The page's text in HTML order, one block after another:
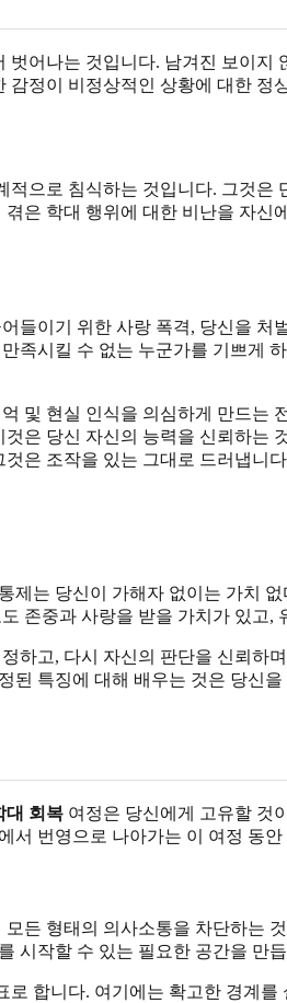
어나는 것입니다. 남겨진 보이지
정이 비정상적인 상황에 대한
으로 침식하는 것입니다. 그것
은 학대 행위에 대한 비난을 자
들이기 위한 사랑 폭격, 당신을 처
시킬 수 없는 누군가를 기쁘게
및 현실 인식을 의심하게 만드는
은 당신 자신의 능력을 신뢰하는
은 조작을 있는 그대로 드러냅니
는 당신이 가해자 없이는 가치
존중과 사랑을 받을 가치가 있고
하고, 다시 자신의 판단을 신뢰하
된 특징에 대해 배우는 것은 당신
대 회복 여정은 당신에게 고유할 것
번영으로 나아가는 이 여정 동
든 형태의 의사소통을 차단하는
시작할 수 있는 필요한 공간을 만
합니다. 여기에는 확고한 경계